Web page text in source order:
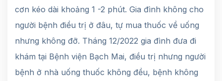
cơn kéo dài khoảng 1 -2 phút. Gia đình không cho
người bệnh điều trị ở đâu, tự mua thuốc về uống
nhưng không đỡ. Tháng 12/2022 gia đình đưa đi
khám tại Bệnh viện Bạch Mai, điều trị nhưng người
bệnh ở nhà uống thuốc không đều, bệnh không